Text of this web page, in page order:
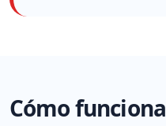
Cómo funciona